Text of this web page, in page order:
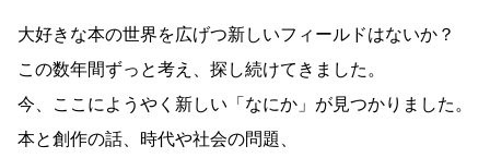
大好きな本の世界を広げつ新しいフィールドはないか？
この数年間ずっと考え、探し続けてきました。
今、ここにようやく新しい「なにか」が見つかりました。
本と創作の話、時代や社会の問題、